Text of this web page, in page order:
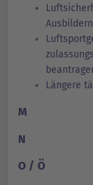
Längere
M
N
O / Ö